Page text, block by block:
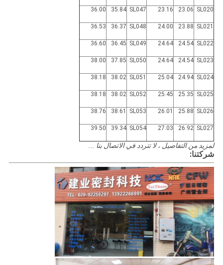
SL020
23.06
23.16
SL047
35.84
36.00
SL021
23.88
24.00
SL048
36.37
36.53
SL022
24.54
24.64
SL049
36.45
36.60
SL023
24.54
24.64
SL050
37.85
38.00
SL024
24.94
25.04
SL051
38.02
38.18
SL025
25.35
25.45
SL052
38.02
38.18
SL026
25.88
26.01
SL053
38.61
38.76
SL027
26.92
27.03
SL054
39.34
39.50
لمزيد من التفاصيل ، لا تتردد في الاتصال بنا ...
شركتنا: